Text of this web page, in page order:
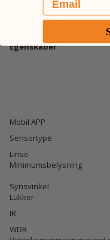
MED I KASSEN
Egenskaber
Mobil APP
Sensortype
Linse
Minimumsbelysning
Synsvinkel
Lukker
IR
WDR